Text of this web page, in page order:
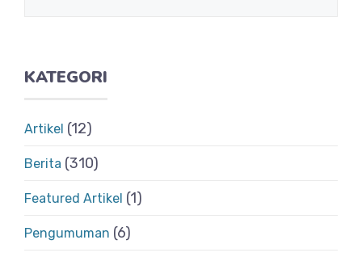
KATEGORI
Artikel (12)
Berita (310)
Featured Artikel (1)
Pengumuman (6)